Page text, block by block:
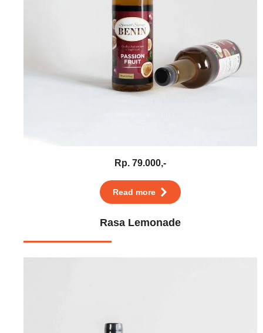
Rp. 79.000,-
Read more
Rasa Lemonade